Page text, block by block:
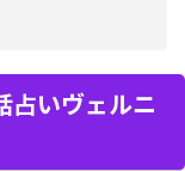
占いヴェルニ